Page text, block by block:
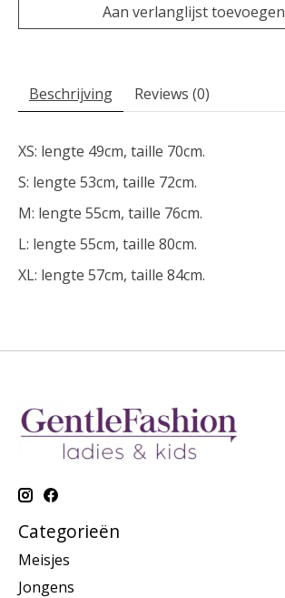
Aan verlanglijst toevoegen
Beschrijving Reviews (0)
XS: lengte 49cm, taille 70cm.
S: lengte 53cm, taille 72cm.
M: lengte 55cm, taille 76cm.
L: lengte 55cm, taille 80cm.
XL: lengte 57cm, taille 84cm.
Categorieën
Meisjes
Jongens